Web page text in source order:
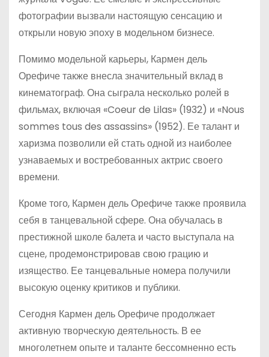
фотографии вызвали настоящую сенсацию и
открыли новую эпоху в модельном бизнесе.
Помимо модельной карьеры, Кармен дель
Орефиче также внесла значительный вклад в
кинематограф. Она сыграла несколько ролей в
фильмах, включая «Coeur de Lilas» (1932) и «Nous
sommes tous des assassins» (1952). Ее талант и
харизма позволили ей стать одной из наиболее
узнаваемых и востребованных актрис своего
времени.
Кроме того, Кармен дель Орефиче также проявила
себя в танцевальной сфере. Она обучалась в
престижной школе балета и часто выступала на
сцене, продемонстрировав свою грацию и
изящество. Ее танцевальные номера получили
высокую оценку критиков и публики.
Сегодня Кармен дель Орефиче продолжает
активную творческую деятельность. В ее
многолетнем опыте и таланте бессомненно есть